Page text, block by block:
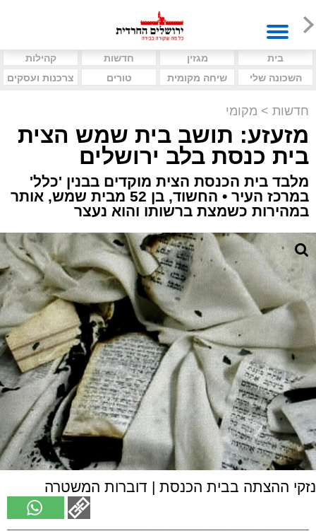
בית מגזין חדשות
קהילות
השכונה שלי
שיחה מקומית טורים צרכנות ועסקים
חדשות > מקומי
מזעזע: תושב בית שמש הצית
בית כנסת בלב ירושלים
מלבד בית הכנסת הצית מוקדים בבנין 'כלל'
במרכז העיר • החשוד, בן 52 מבית שמש, אותר
במהירות כשמצת ברשותו והוא נעצר
נזקי ההצתה בבית הכנסת | דוברות המשטרה